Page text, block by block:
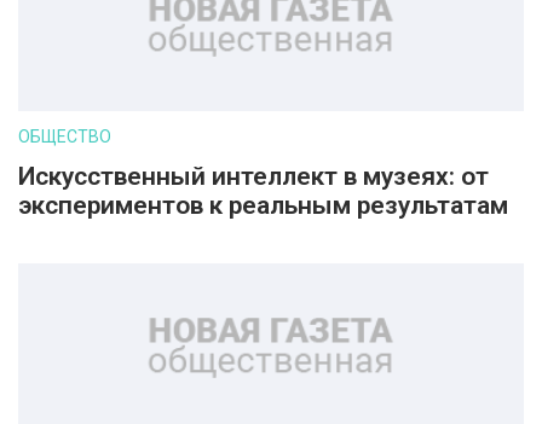
ОБЩЕСТВО
Искусственный интеллект в музеях: от
экспериментов к реальным результатам